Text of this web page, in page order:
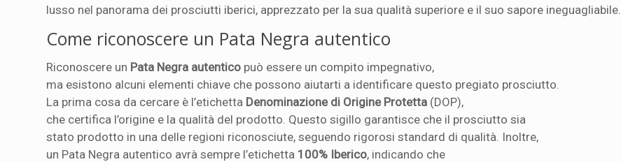
lusso nel panorama dei prosciutti iberici, apprezzato per la sua qualità superiore e il suo sapore ineguagliabile.
Come riconoscere un Pata Negra autentico
Riconoscere un Pata Negra autentico può essere un compito impegnativo,
ma esistono alcuni elementi chiave che possono aiutarti a identificare questo pregiato prosciutto.
La prima cosa da cercare è l’etichetta Denominazione di Origine Protetta (DOP),
che certifica l’origine e la qualità del prodotto. Questo sigillo garantisce che il prosciutto sia
stato prodotto in una delle regioni riconosciute, seguendo rigorosi standard di qualità. Inoltre,
un Pata Negra autentico avrà sempre l’etichetta 100% Iberico, indicando che